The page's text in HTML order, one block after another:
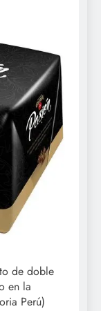
de doble
en la
Perú)